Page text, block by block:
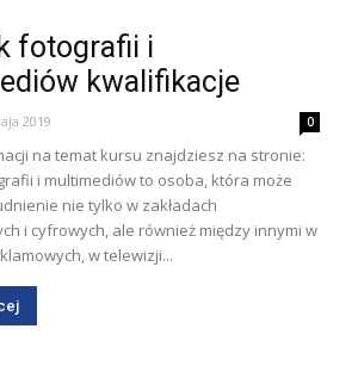
fotografii i
kwalifikacje
2019 0
na temat kursu znajdziesz na stronie:
i multimediów to osoba, która może
nie tylko w zakładach
i cyfrowych, ale również między innymi w
w telewizji...